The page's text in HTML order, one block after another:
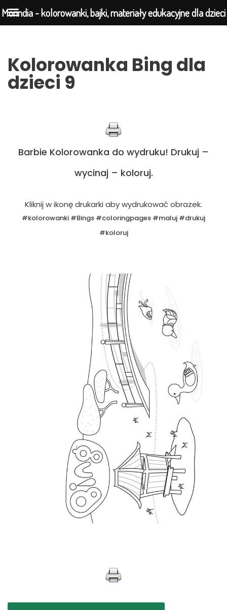
do
treści
Kolorowanka Bing dla
dzieci 9
Barbie Kolorowanka do wydruku! Drukuj –
wycinaj – koloruj.
Kliknij w ikonę drukarki aby wydrukować obrazek.
#kolorowanki #Bings #coloringpages #maluj #drukuj
#koloruj
Morindia - kolorowanki, bajki, materiały edukacyjne dla dzieci